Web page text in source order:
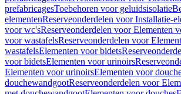
prefabricagesToebehoren voor geluidsisolatie
elementenReserveonderdelen voor Installatie-
voor wc'sReserveonderdelen voor Elementen
voor wastafelsReserveonderdelen voor
wastafelsElementen voor bidets
voor bidetsElementen voor urinoirs
Elementen voor urinoirsElementen voor
douchewandgootReserveonderdelen voor